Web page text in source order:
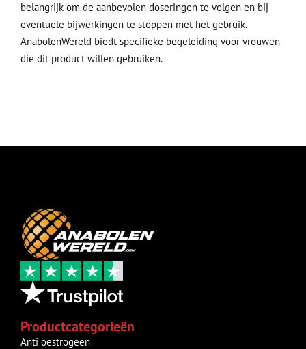
belangrijk om de aanbevolen doseringen te volgen en bij
eventuele bijwerkingen te stoppen met het gebruik.
AnabolenWereld biedt specifieke begeleiding voor vrouwen
die dit product willen gebruiken.
Productcategorieën
Anti oestrogeen